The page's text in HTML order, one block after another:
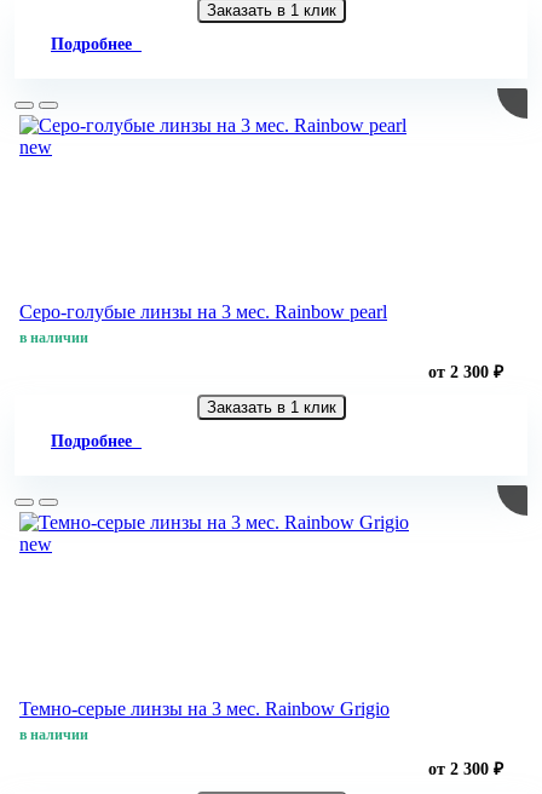
Заказать в 1 клик
Подробнее
new
Серо-голубые линзы на 3 мес. Rainbow pearl
в наличии
от 2 300 ₽
Заказать в 1 клик
Подробнее
new
Темно-серые линзы на 3 мес. Rainbow Grigio
в наличии
от 2 300 ₽